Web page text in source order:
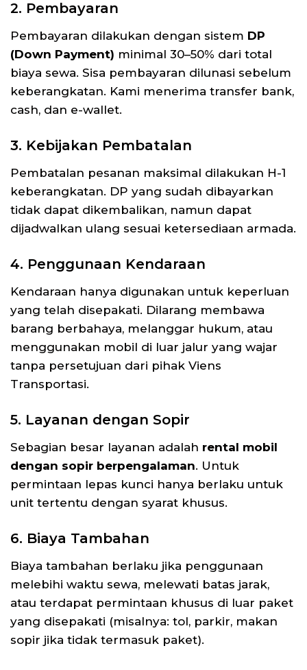
2. Pembayaran
Pembayaran dilakukan dengan sistem DP
(Down Payment) minimal 30–50% dari total
biaya sewa. Sisa pembayaran dilunasi sebelum
keberangkatan. Kami menerima transfer bank,
cash, dan e-wallet.
3. Kebijakan Pembatalan
Pembatalan pesanan maksimal dilakukan H-1
keberangkatan. DP yang sudah dibayarkan
tidak dapat dikembalikan, namun dapat
dijadwalkan ulang sesuai ketersediaan armada.
4. Penggunaan Kendaraan
Kendaraan hanya digunakan untuk keperluan
yang telah disepakati. Dilarang membawa
barang berbahaya, melanggar hukum, atau
menggunakan mobil di luar jalur yang wajar
tanpa persetujuan dari pihak Viens
Transportasi.
5. Layanan dengan Sopir
Sebagian besar layanan adalah rental mobil
dengan sopir berpengalaman. Untuk
permintaan lepas kunci hanya berlaku untuk
unit tertentu dengan syarat khusus.
6. Biaya Tambahan
Biaya tambahan berlaku jika penggunaan
melebihi waktu sewa, melewati batas jarak,
atau terdapat permintaan khusus di luar paket
yang disepakati (misalnya: tol, parkir, makan
sopir jika tidak termasuk paket).